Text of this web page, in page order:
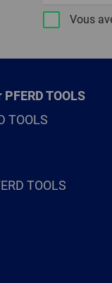
Vous
TOOLS
TOOLS
TOOLS